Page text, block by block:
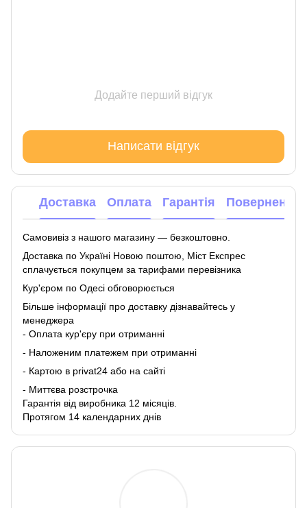
Додайте перший відгук
Написати відгук
Доставка Оплата Гарантія Повернення
Самовивіз з нашого магазину — безкоштовно.
Доставка по Україні Новою поштою, Міст Експрес
сплачується покупцем за тарифами перевізника
Кур'єром по Одесі обговорюється
Більше інформації про доставку дізнавайтесь у
менеджера
- Оплата кур'єру при отриманні
- Наложеним платежем при отриманні
- Картою в privat24 або на сайті
- Миттєва розстрочка
Гарантія від виробника 12 місяців.
Протягом 14 календарних днів